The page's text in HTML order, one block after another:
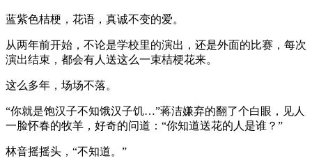
蓝紫色桔梗，花语，真诚不变的爱。
从两年前开始，不论是学校里的演出，还是外面的比赛，每次
演出结束，都会有人送这么一束桔梗花来。
这么多年，场场不落。
“你就是饱汉子不知饿汉子饥…”蒋洁嫌弃的翻了个白眼，见人
一脸怀春的牧羊，好奇的问道：“你知道送花的人是谁？”
林音摇摇头，“不知道。”